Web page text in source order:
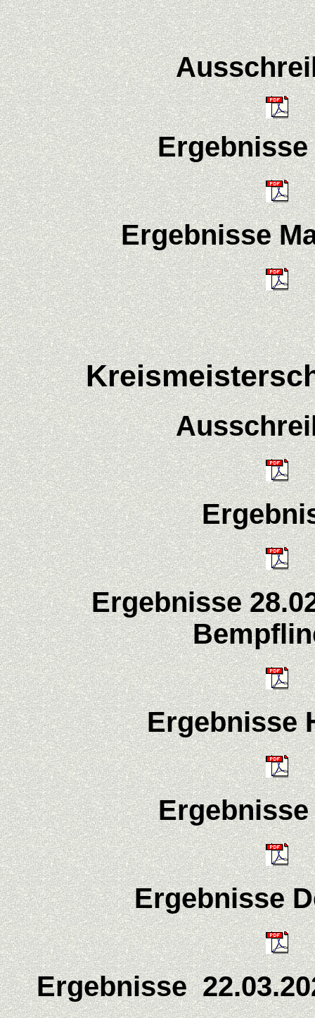
Ergebnisse
Ergebnisse
Ergebnisse
Ergebnisse
Ergebnisse
Ergebnisse